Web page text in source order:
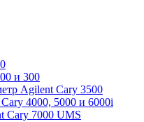
и 300
Agilent Cary 3500
4000, 5000 и 6000i
Cary 7000 UMS